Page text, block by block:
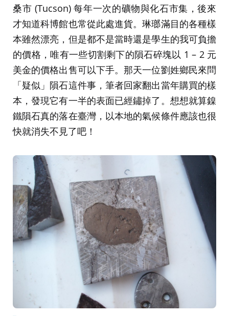
桑市 (Tucson) 每年一次的礦物與化石市集，後來
才知道科博館也常從此處進貨。琳瑯滿目的各種樣
本雖然漂亮，但是都不是當時還是學生的我可負擔
的價格，唯有一些切割剩下的隕石碎塊以 1 – 2 元
美金的價格出售可以下手。那天一位劉姓鄉民來問
「疑似」隕石這件事，筆者回家翻出當年購買的樣
本，發現它有一半的表面已經鏽掉了。想想就算鎳
鐵隕石真的落在臺灣，以本地的氣候條件應該也很
快就消失不見了吧！